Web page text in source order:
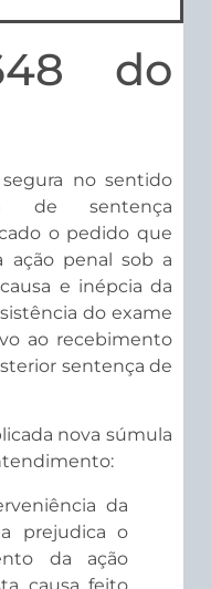
do
no sentido
de sentença
o pedido que
ação penal sob a
e inépcia da
do exame
ao recebimento
sentença de
nova súmula
da
prejudica o
da ação